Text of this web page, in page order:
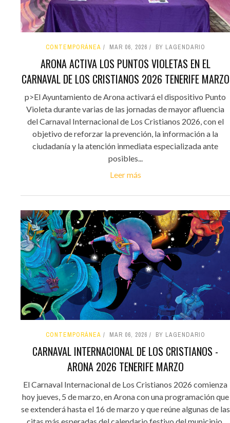
CONTEMPORÁNEA MAR 06, 2026 BY LAGENDARIO
ARONA ACTIVA LOS PUNTOS VIOLETAS EN EL
CARNAVAL DE LOS CRISTIANOS 2026 TENERIFE MARZO
p>El Ayuntamiento de Arona activará el dispositivo Punto
Violeta durante varias de las jornadas de mayor afluencia
del Carnaval Internacional de Los Cristianos 2026, con el
objetivo de reforzar la prevención, la información a la
ciudadanía y la atención inmediata especializada ante
posibles...
Leer más
CONTEMPORÁNEA MAR 06, 2026 BY LAGENDARIO
CARNAVAL INTERNACIONAL DE LOS CRISTIANOS -
ARONA 2026 TENERIFE MARZO
El Carnaval Internacional de Los Cristianos 2026 comienza
hoy jueves, 5 de marzo, en Arona con una programación que
se extenderá hasta el 16 de marzo y que reúne algunas de las